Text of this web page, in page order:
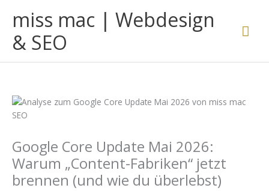
Inhaltmiss mac | Webdesign
& SEO
Google Core Update Mai 2026:
Warum „Content-Fabriken“ jetzt
brennen (und wie du überlebst)